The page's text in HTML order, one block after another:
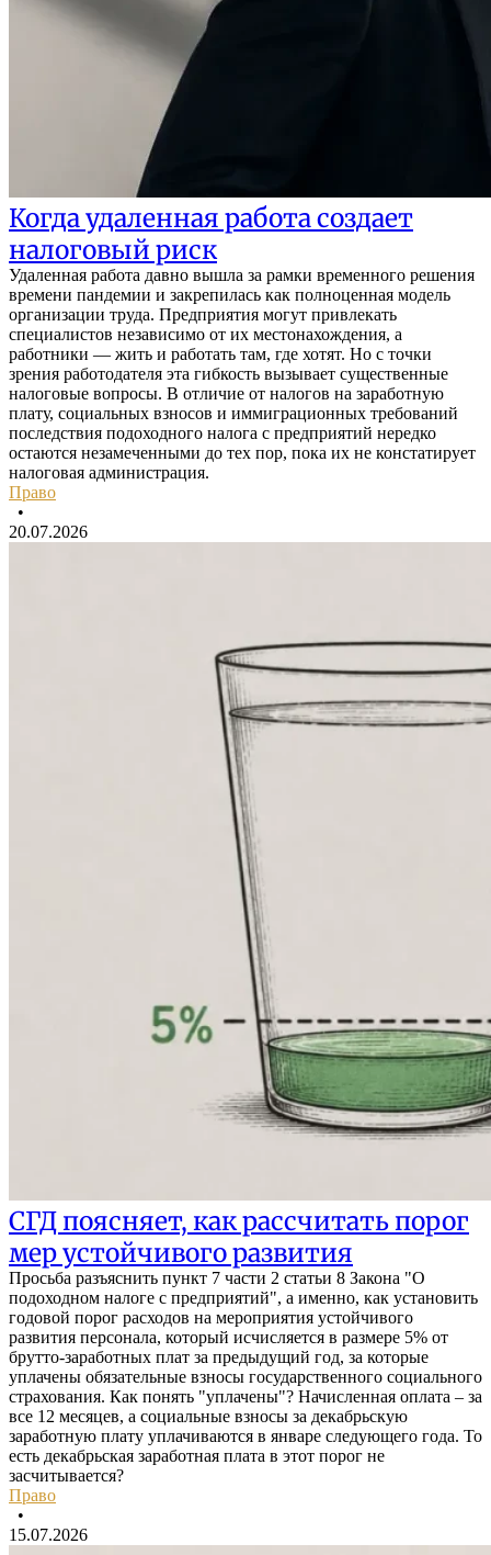
Когда удаленная работа создает
налоговый риск
Удаленная работа давно вышла за рамки временного решения
времени пандемии и закрепилась как полноценная модель
организации труда. Предприятия могут привлекать
специалистов независимо от их местонахождения, а
работники — жить и работать там, где хотят. Но с точки
зрения работодателя эта гибкость вызывает существенные
налоговые вопросы. В отличие от налогов на заработную
плату, социальных взносов и иммиграционных требований
последствия подоходного налога с предприятий нередко
остаются незамеченными до тех пор, пока их не констатирует
налоговая администрация.
Право
•
20.07.2026
СГД поясняет, как рассчитать порог
мер устойчивого развития
Просьба разъяснить пункт 7 части 2 статьи 8 Закона "О
подоходном налоге с предприятий", а именно, как установить
годовой порог расходов на мероприятия устойчивого
развития персонала, который исчисляется в размере 5% от
брутто-заработных плат за предыдущий год, за которые
уплачены обязательные взносы государственного социального
страхования. Как понять "уплачены"? Начисленная оплата – за
все 12 месяцев, а социальные взносы за декабрьскую
заработную плату уплачиваются в январе следующего года. То
есть декабрьская заработная плата в этот порог не
засчитывается?
Право
•
15.07.2026